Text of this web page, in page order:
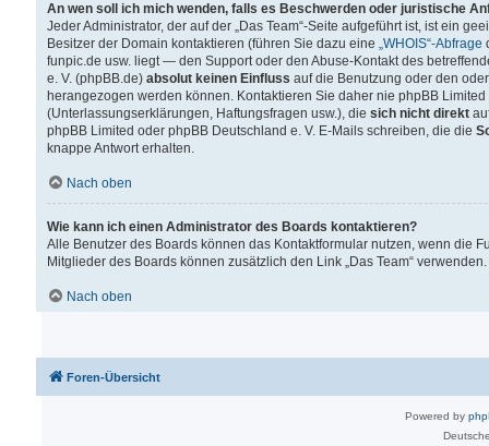
An wen soll ich mich wenden, falls es Beschwerden oder juristische
Jeder Administrator, der auf der „Das Team“-Seite aufgeführt ist, ist ein
Besitzer der Domain kontaktieren (führen Sie dazu eine „WHOIS“-Abfrage
funpic.de usw. liegt — den Support oder den Abuse-Kontakt des
e. V. (phpBB.de) absolut keinen Einfluss auf die Benutzung oder den
herangezogen werden können. Kontaktieren Sie daher nie phpBB
(Unterlassungserklärungen, Haftungsfragen usw.), die sich nicht direkt
phpBB Limited oder phpBB Deutschland e. V. E-Mails schreiben, die die
knappe Antwort erhalten.
Nach oben
Wie kann ich einen Administrator des Boards kontaktieren?
Alle Benutzer des Boards können das Kontaktformular nutzen, wenn die
Mitglieder des Boards können zusätzlich den Link „Das Team“ verwenden.
Nach oben
Foren-Übersicht
Powered by